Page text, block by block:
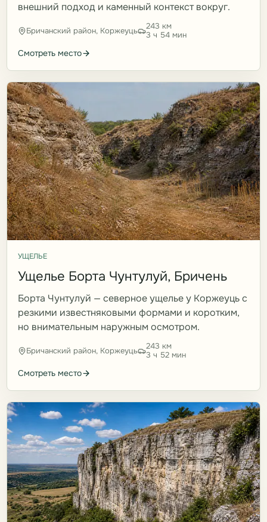
внешний подход и каменный контекст вокруг.
Бричанский район, Коржеуць
243 км
3 ч 54 мин
Смотреть место
УЩЕЛЬЕ
Ущелье Борта Чунтулуй, Бричень
Борта Чунтулуй — северное ущелье у Коржеуць с
резкими известняковыми формами и коротким,
но внимательным наружным осмотром.
Бричанский район, Коржеуць
243 км
3 ч 52 мин
Смотреть место